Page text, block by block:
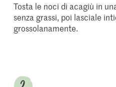
Tosta le noci di acagiù in
senza grassi, poi lasciale
grossolanamente.